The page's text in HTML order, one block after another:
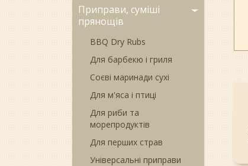
Приправи, суміші
прянощів
BBQ Dry Rubs
Для барбекю і гриля
Соєві маринади сухі
Для м'яса і птиці
Для риби та
морепродуктів
Для перших страв
Універсальні приправи